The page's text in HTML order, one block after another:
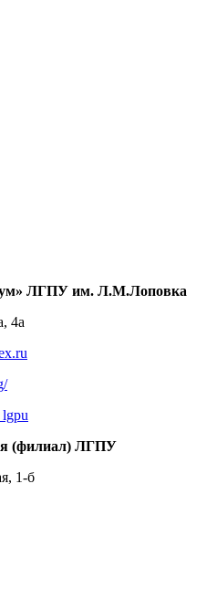
ЛГПУ им. Л.М.Лоповка
4а
(филиал) ЛГПУ
1-б